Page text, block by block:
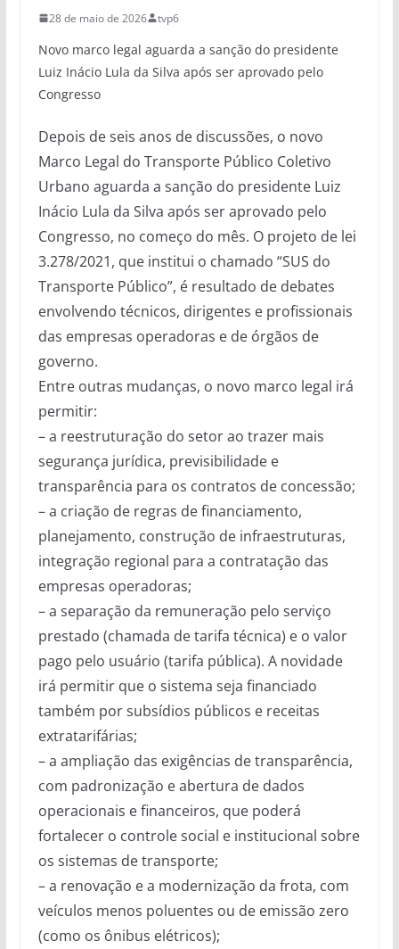
28 de maio de 2026 tvp6
Novo marco legal aguarda a sanção do presidente
Luiz Inácio Lula da Silva após ser aprovado pelo
Congresso
Depois de seis anos de discussões, o novo
Marco Legal do Transporte Público Coletivo
Urbano aguarda a sanção do presidente Luiz
Inácio Lula da Silva após ser aprovado pelo
Congresso, no começo do mês. O projeto de lei
3.278/2021, que institui o chamado “SUS do
Transporte Público”, é resultado de debates
envolvendo técnicos, dirigentes e profissionais
das empresas operadoras e de órgãos de
governo.
Entre outras mudanças, o novo marco legal irá
permitir:
– a reestruturação do setor ao trazer mais
segurança jurídica, previsibilidade e
transparência para os contratos de concessão;
– a criação de regras de financiamento,
planejamento, construção de infraestruturas,
integração regional para a contratação das
empresas operadoras;
– a separação da remuneração pelo serviço
prestado (chamada de tarifa técnica) e o valor
pago pelo usuário (tarifa pública). A novidade
irá permitir que o sistema seja financiado
também por subsídios públicos e receitas
extratarifárias;
– a ampliação das exigências de transparência,
com padronização e abertura de dados
operacionais e financeiros, que poderá
fortalecer o controle social e institucional sobre
os sistemas de transporte;
– a renovação e a modernização da frota, com
veículos menos poluentes ou de emissão zero
(como os ônibus elétricos);